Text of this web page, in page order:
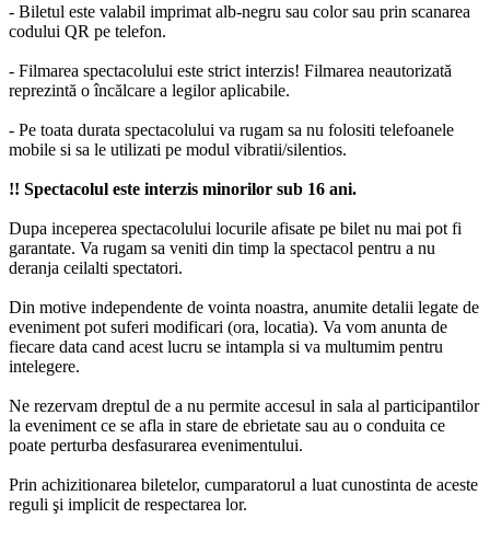
- Biletul este valabil imprimat alb-negru sau color sau prin scanarea
codului QR pe telefon.
- Filmarea spectacolului este strict interzis! Filmarea neautorizată
reprezintă o încălcare a legilor aplicabile.
- Pe toata durata spectacolului va rugam sa nu folositi telefoanele
mobile si sa le utilizati pe modul vibratii/silentios.
!! Spectacolul este interzis minorilor sub 16 ani.
Dupa inceperea spectacolului locurile afisate pe bilet nu mai pot fi
garantate. Va rugam sa veniti din timp la spectacol pentru a nu
deranja ceilalti spectatori.
Din motive independente de vointa noastra, anumite detalii legate de
eveniment pot suferi modificari (ora, locatia). Va vom anunta de
fiecare data cand acest lucru se intampla si va multumim pentru
intelegere.
Ne rezervam dreptul de a nu permite accesul in sala al participantilor
la eveniment ce se afla in stare de ebrietate sau au o conduita ce
poate perturba desfasurarea evenimentului.
Prin achizitionarea biletelor, cumparatorul a luat cunostinta de aceste
reguli şi implicit de respectarea lor.